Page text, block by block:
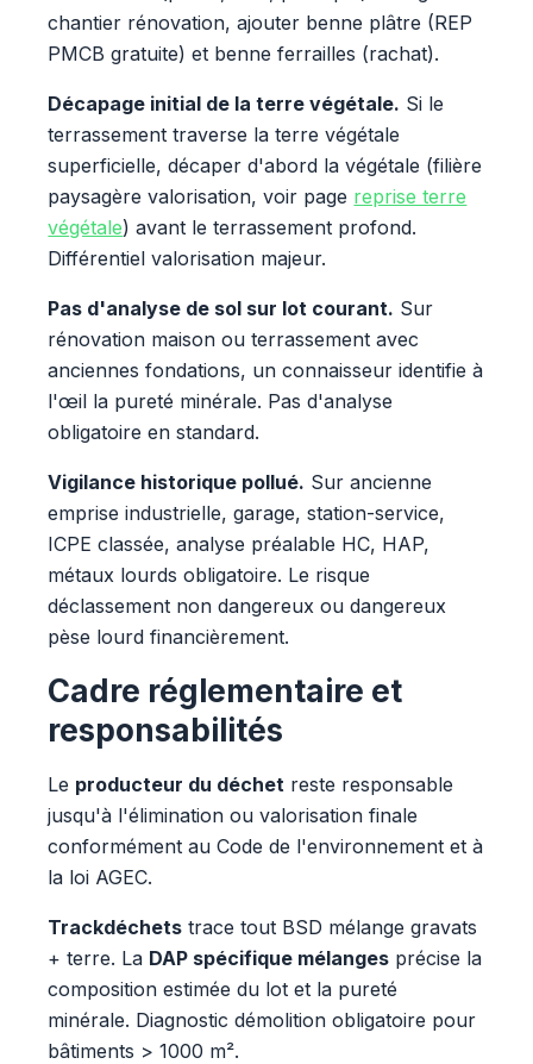
chantier rénovation, ajouter benne plâtre (REP
PMCB gratuite) et benne ferrailles (rachat).
Décapage initial de la terre végétale. Si le
terrassement traverse la terre végétale
superficielle, décaper d'abord la végétale (filière
paysagère valorisation, voir page reprise terre
végétale) avant le terrassement profond.
Différentiel valorisation majeur.
Pas d'analyse de sol sur lot courant. Sur
rénovation maison ou terrassement avec
anciennes fondations, un connaisseur identifie à
l'œil la pureté minérale. Pas d'analyse
obligatoire en standard.
Vigilance historique pollué. Sur ancienne
emprise industrielle, garage, station-service,
ICPE classée, analyse préalable HC, HAP,
métaux lourds obligatoire. Le risque
déclassement non dangereux ou dangereux
pèse lourd financièrement.
Cadre réglementaire et
responsabilités
Le producteur du déchet reste responsable
jusqu'à l'élimination ou valorisation finale
conformément au Code de l'environnement et à
la loi AGEC.
Trackdéchets trace tout BSD mélange gravats
+ terre. La DAP spécifique mélanges précise la
composition estimée du lot et la pureté
minérale. Diagnostic démolition obligatoire pour
bâtiments > 1000 m².